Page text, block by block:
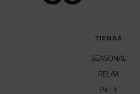
TIENDA
SEASONAL
RELAX
PETS